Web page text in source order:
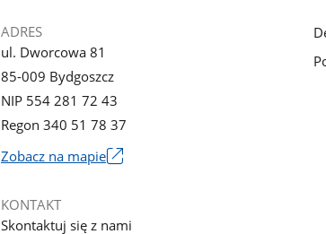
ADRES
ul. Dworcowa 81
85-009 Bydgoszcz
NIP 554 281 72 43
Regon 340 51 78 37
Zobacz na mapie
się
KONTAKT
Skontaktuj się z nami